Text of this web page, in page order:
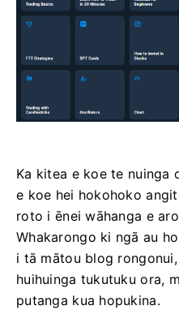
Ka kitea e koe te nuinga
e koe hei hokohoko
roto i ēnei wāhanga e
Whakarongo ki ngā au
i tā mātou blog
huihuinga tukutuku ora,
putanga kua hopukina.